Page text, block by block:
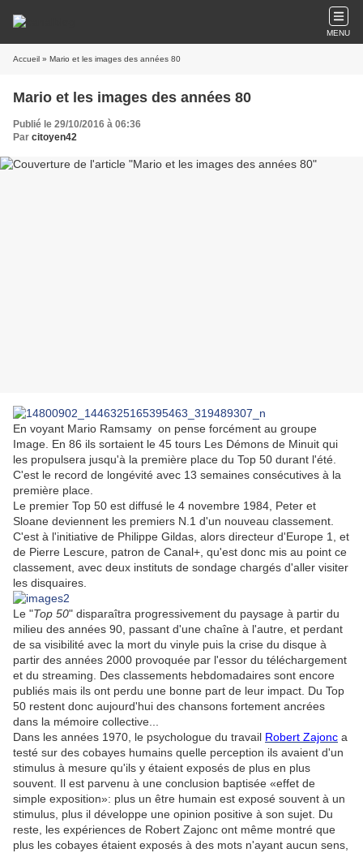
MENU
Accueil » Mario et les images des années 80
Mario et les images des années 80
Publié le 29/10/2016 à 06:36
Par citoyen42
En voyant Mario Ramsamy on pense forcément au groupe
Image. En 86 ils sortaient le 45 tours Les Démons de Minuit qui
les propulsera jusqu'à la première place du Top 50 durant l'été.
C'est le record de longévité avec 13 semaines consécutives à la
première place.
Le premier Top 50 est diffusé le 4 novembre 1984, Peter et
Sloane deviennent les premiers N.1 d'un nouveau classement.
C'est à l'initiative de Philippe Gildas, alors directeur d'Europe 1, et
de Pierre Lescure, patron de Canal+, qu'est donc mis au point ce
classement, avec deux instituts de sondage chargés d'aller visiter
les disquaires.
Le "Top 50" disparaîtra progressivement du paysage à partir du
milieu des années 90, passant d'une chaîne à l'autre, et perdant
de sa visibilité avec la mort du vinyle puis la crise du disque à
partir des années 2000 provoquée par l'essor du téléchargement
et du streaming. Des classements hebdomadaires sont encore
publiés mais ils ont perdu une bonne part de leur impact. Du Top
50 restent donc aujourd'hui des chansons fortement ancrées
dans la mémoire collective...
Dans les années 1970, le psychologue du travail Robert Zajonc a
testé sur des cobayes humains quelle perception ils avaient d'un
stimulus à mesure qu'ils y étaient exposés de plus en plus
souvent. Il est parvenu à une conclusion baptisée «effet de
simple exposition»: plus un être humain est exposé souvent à un
stimulus, plus il développe une opinion positive à son sujet. Du
reste, les expériences de Robert Zajonc ont même montré que
plus les cobayes étaient exposés à des mots n'ayant aucun sens,